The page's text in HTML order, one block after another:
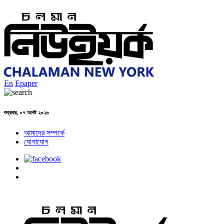
En Epaper
শুক্রবার, ০৭ আগষ্ট ২০২৬
আমাদের সম্পর্কে
যোগাযোগ